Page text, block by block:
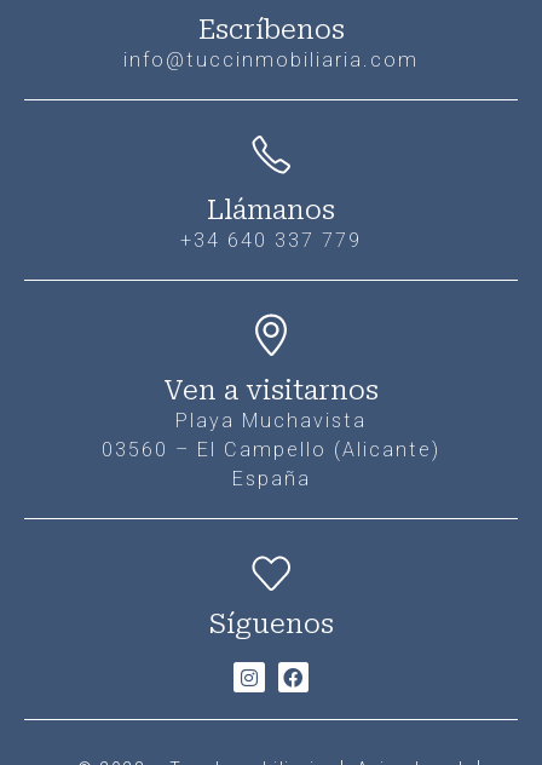
Escríbenos
info@tuccinmobiliaria.com
Llámanos
+34 640 337 779
Ven a visitarnos
Playa Muchavista
03560 – El Campello (Alicante)
España
Síguenos